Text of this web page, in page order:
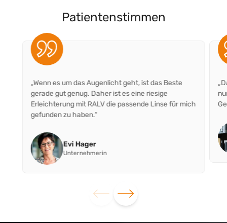
Patientenstimmen
„Wenn es um das Augenlicht geht, ist das Beste
gerade gut genug. Daher ist es eine riesige
Erleichterung mit RALV die passende Linse für mich
gefunden zu haben.“
Evi Hager
Unternehmerin